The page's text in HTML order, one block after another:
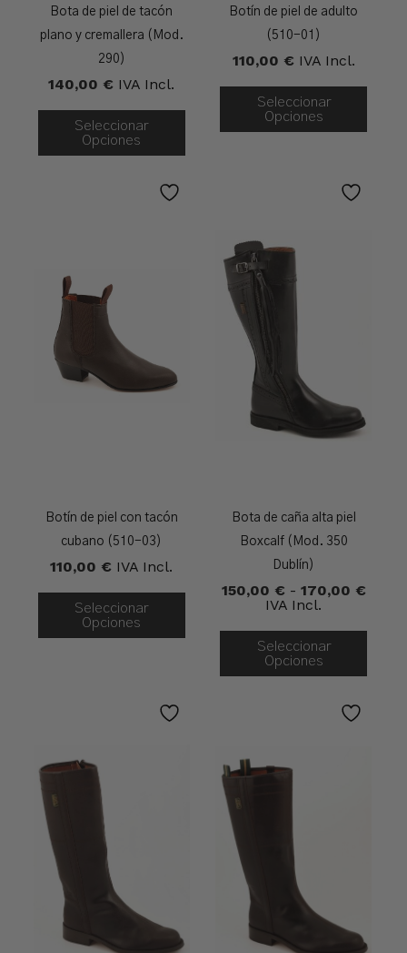
Bota de piel de tacón
plano y cremallera (Mod.
290)
140,00 € IVA Incl.
Seleccionar
Opciones
Botín de piel de adulto
(510-01)
110,00 € IVA Incl.
Seleccionar
Opciones
Botín de piel con tacón
cubano (510-03)
110,00 € IVA Incl.
Seleccionar
Opciones
Bota de caña alta piel
Boxcalf (Mod. 350
Dublín)
150,00 € - 170,00 €Rango
Desde
IVA Incl.
Seleccionar
Opciones